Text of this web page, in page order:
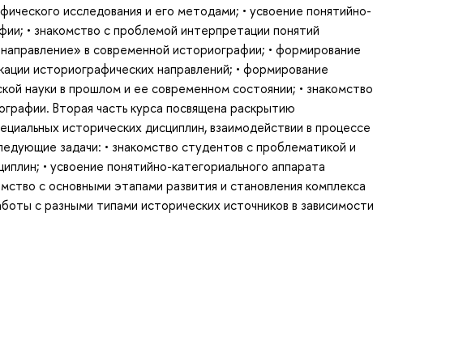
исследования и его методами; • усвоение понятийно-
• знакомство с проблемой интерпретации понятий
в современной историографии; • формирование
историографических направлений; • формирование
науки в прошлом и ее современном состоянии; • знакомство
Вторая часть курса посвящена раскрытию
исторических дисциплин, взаимодействии в процессе
задачи: • знакомство студентов с проблематикой и
• усвоение понятийно-категориального аппарата
с основными этапами развития и становления комплекса
с разными типами исторических источников в зависимости